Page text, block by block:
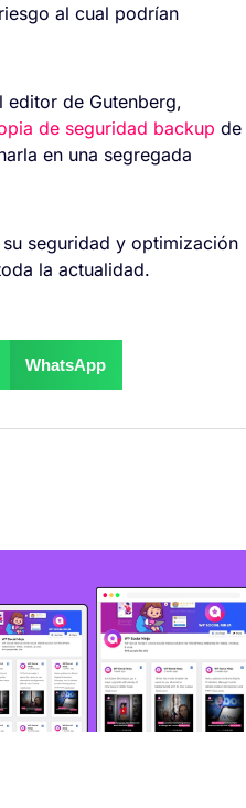
al cual podrían
editor de Gutenberg,
de seguridad backup de
en una segregada
seguridad y optimización
la actualidad.
WhatsApp